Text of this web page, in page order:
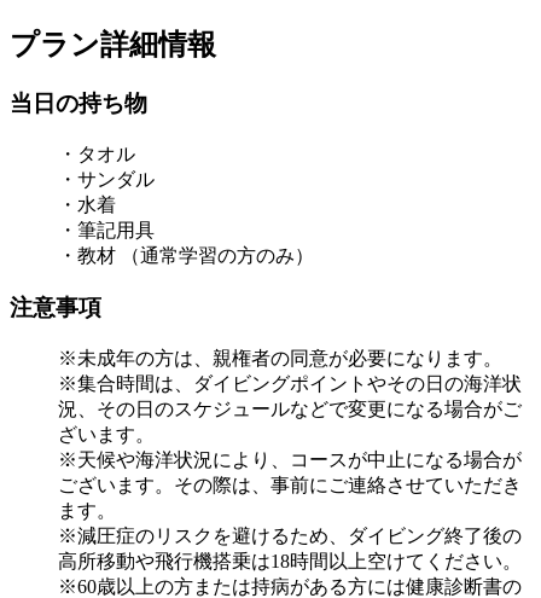
プラン詳細情報
当日の持ち物
・タオル
・サンダル
・水着
・筆記用具
・教材 （通常学習の方のみ）
注意事項
※未成年の方は、親権者の同意が必要になります。
※集合時間は、ダイビングポイントやその日の海洋状
況、その日のスケジュールなどで変更になる場合がご
ざいます。
※天候や海洋状況により、コースが中止になる場合が
ございます。その際は、事前にご連絡させていただき
ます。
※減圧症のリスクを避けるため、ダイビング終了後の
高所移動や飛行機搭乗は18時間以上空けてください。
※60歳以上の方または持病がある方には健康診断書の